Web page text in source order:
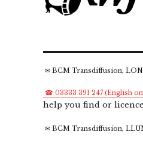
✉ BCM Transdiffusion,
☎ 03333 391 247 (English
help you find or
✉ BCM Transdiffusion,